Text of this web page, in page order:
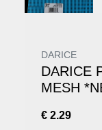
DARICE
DARICE
MESH
€ 2.29